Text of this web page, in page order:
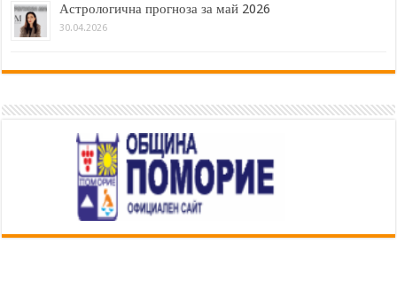
Астрологична прогноза за май 2026
30.04.2026